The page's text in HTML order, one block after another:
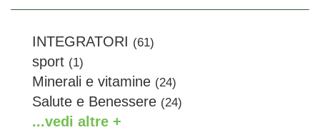
INTEGRATORI (61)
sport (1)
Minerali e vitamine (24)
Salute e Benessere (24)
...vedi altre +